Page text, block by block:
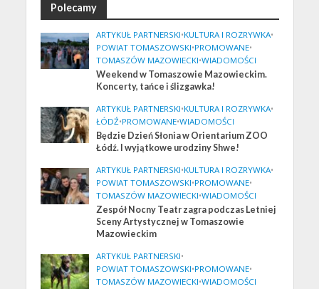
Polecamy
ARTYKUŁ PARTNERSKI•KULTURA I ROZRYWKA•
POWIAT TOMASZOWSKI•PROMOWANE•
TOMASZÓW MAZOWIECKI•WIADOMOŚCI
Weekend w Tomaszowie Mazowieckim.
Koncerty, tańce i ślizgawka!
ARTYKUŁ PARTNERSKI•KULTURA I ROZRYWKA•
ŁÓDŹ•PROMOWANE•WIADOMOŚCI
Będzie Dzień Słonia w Orientarium ZOO
Łódź. I wyjątkowe urodziny Shwe!
ARTYKUŁ PARTNERSKI•KULTURA I ROZRYWKA•
POWIAT TOMASZOWSKI•PROMOWANE•
TOMASZÓW MAZOWIECKI•WIADOMOŚCI
Zespół Nocny Teatr zagra podczas Letniej
Sceny Artystycznej w Tomaszowie
Mazowieckim
ARTYKUŁ PARTNERSKI•
POWIAT TOMASZOWSKI•PROMOWANE•
TOMASZÓW MAZOWIECKI•WIADOMOŚCI